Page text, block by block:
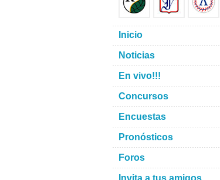
Inicio
Noticias
En vivo!!!
Concursos
Encuestas
Pronósticos
Foros
Invita a tus amigos